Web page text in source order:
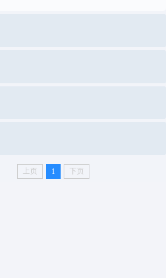
上页 1 下页